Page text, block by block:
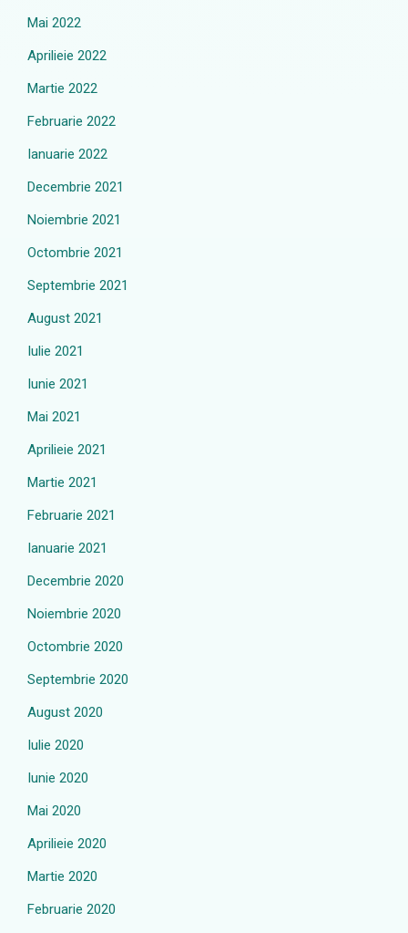
Mai 2022
Aprilieie 2022
Martie 2022
Februarie 2022
Ianuarie 2022
Decembrie 2021
Noiembrie 2021
Octombrie 2021
Septembrie 2021
August 2021
Iulie 2021
Iunie 2021
Mai 2021
Aprilieie 2021
Martie 2021
Februarie 2021
Ianuarie 2021
Decembrie 2020
Noiembrie 2020
Octombrie 2020
Septembrie 2020
August 2020
Iulie 2020
Iunie 2020
Mai 2020
Aprilieie 2020
Martie 2020
Februarie 2020